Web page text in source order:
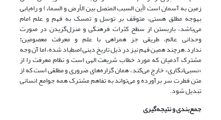
زمین به آسمان است (أین السبب المتصل بین الأرض و السماء) و راه‌یابی
بهوجه مطلق هستی، متوقف بر توسل و تمسک به فهم و علم امام
می‌باشد، باربستن از سطح کثرات فرهنگی و منزل‌گزیدن در صورت
وحدانی عالم، طریقی جز همراهی با علم و معرفت معصومین:
ندارد.هرچند همین فهم نیز در ذیل تاریخ دینی اصطیاد شده، اما آن‌ وجه
مشترک آدمیان که مورد خطاب شریعت الهی است و نظام معرفت را از
«نسبی‌انگاری» خارج می‌کند، همان گزاره‌های ضروری و مطلقی است که از
متن فطرت سر برآورده و می‌تواند به تفاهم مشترک همه جوامع انسانی
تبدیل شود.
جمع‌بندی و نتیجه‌گیری